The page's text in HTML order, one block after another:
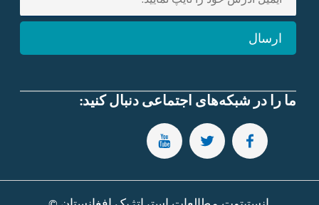
t
m
ارسال
ما را در شبکه‌های اجتماعی دنبال کنید:
FOLLOW US ON FACEBOOK
FOLLOW US ON TWITTER
SUBSCRIBE TO OUR YOUTUBE CHANNEL